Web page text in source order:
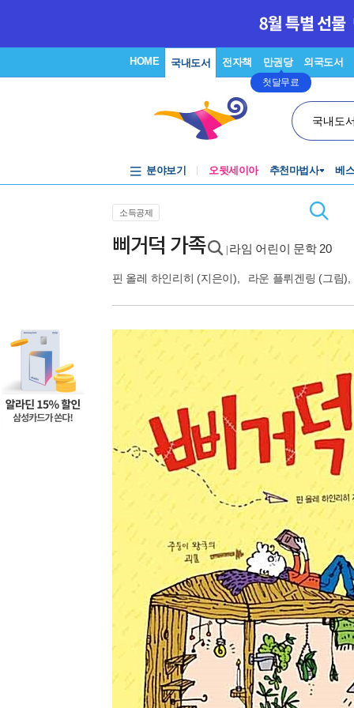
HOME 국내도서 전자책 만권당
첫달무료
외국도서
국내도
분야보기 오뒷세이아 추천마법사 베
소득공제
삐거덕 가족 라임 어린이 문학 20
핀 올레 하인리히 (지은이), 라운 플뤼겐링 (그림),